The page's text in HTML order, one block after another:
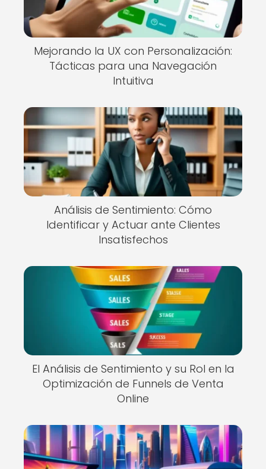
Mejorando la UX con Personalización:
Tácticas para una Navegación
Intuitiva
Análisis de Sentimiento: Cómo
Identificar y Actuar ante Clientes
Insatisfechos
El Análisis de Sentimiento y su Rol en la
Optimización de Funnels de Venta
Online